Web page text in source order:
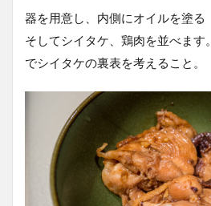
器を用意し、内側にオイルを塗る
そしてシイタケ、鶏肉を並べます
でシイタケの裏表を考えること。